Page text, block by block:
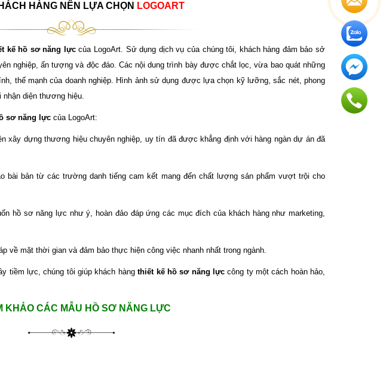
HÀNG NÊN LỰA CHỌN LOGOART
kế hồ sơ năng lựccủa LogoArt. Sử dụng dịch vụ của chúng tôi, khách hàng đảm bảo sở
nghiệp, ấn tượng và độc đáo. Các nội dung trình bày được chắt lọc, vừa bao quát những
thế mạnh của doanh nghiệp. Hình ảnh sử dụng được lựa chọn kỹ lưỡng, sắc nét, phong
nhận diện thương hiệu.
sơ năng lựccủa LogoArt:
xây dựng thương hiệu chuyên nghiệp, uy tín đã được khẳng định với hàng ngàn dự án đã
bài bản từ các trường danh tiếng cam kết mang đến chất lượng sản phẩm vượt trội cho
hồ sơ năng lực như ý, hoàn đảo đáp ứng các mục đích của khách hàng như marketing,
về mặt thời gian và đảm bảo thực hiện công việc nhanh nhất trong ngành.
tiềm lực, chúng tôi giúp khách hàngthiết kế hồ sơ năng lựccông ty một cách hoàn hảo,
KHẢO CÁC MẪU HỒ SƠ NĂNG LỰC